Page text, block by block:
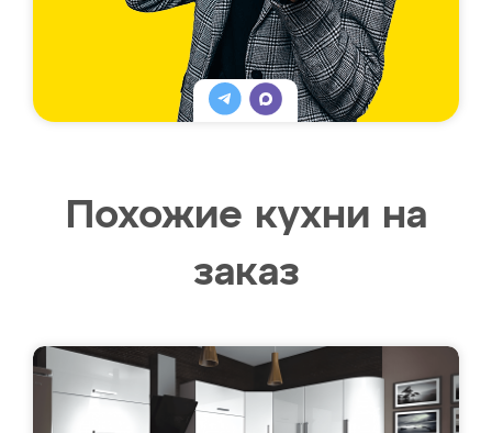
Похожие кухни на
заказ